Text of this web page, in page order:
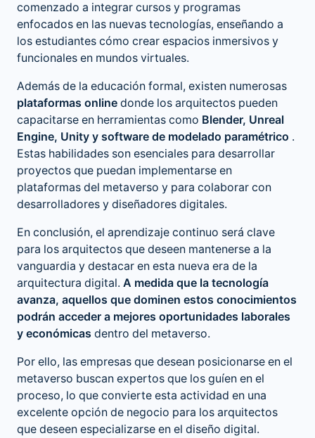
comenzado a integrar cursos y programas
enfocados en las nuevas tecnologías, enseñando a
los estudiantes cómo crear espacios inmersivos y
funcionales en mundos virtuales.
Además de la educación formal, existen numerosas
plataformas online donde los arquitectos pueden
capacitarse en herramientas como Blender, Unreal
Engine, Unity y software de modelado paramétrico .
Estas habilidades son esenciales para desarrollar
proyectos que puedan implementarse en
plataformas del metaverso y para colaborar con
desarrolladores y diseñadores digitales.
En conclusión, el aprendizaje continuo será clave
para los arquitectos que deseen mantenerse a la
vanguardia y destacar en esta nueva era de la
arquitectura digital. A medida que la tecnología
avanza, aquellos que dominen estos conocimientos
podrán acceder a mejores oportunidades laborales
y económicas dentro del metaverso.
Por ello, las empresas que desean posicionarse en el
metaverso buscan expertos que los guíen en el
proceso, lo que convierte esta actividad en una
excelente opción de negocio para los arquitectos
que deseen especializarse en el diseño digital.